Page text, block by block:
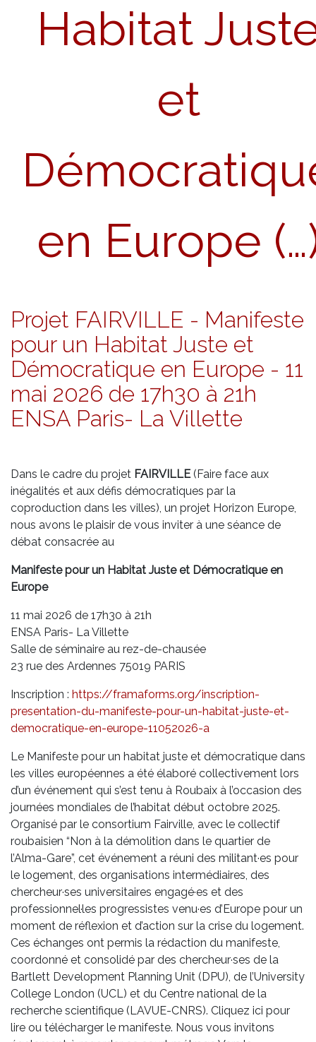
Habitat
et
en Europe
Projet FAIRVILLE - Manifeste
pour un Habitat Juste et
Démocratique en Europe - 11
mai 2026 de 17h30 à 21h
ENSA Paris- La Villette
Dans le cadre du projet FAIRVILLE(Faire face aux
inégalités et aux défis démocratiques par la
coproduction dans les villes), un projet Horizon Europe,
nous avons le plaisir de vous inviter à une séance de
débat consacrée au
Manifeste pour un Habitat Juste et Démocratique en
Europe
11 mai 2026 de 17h30 à 21h
ENSA Paris- La Villette
Salle de séminaire au rez-de-chausée
23 rue des Ardennes 75019 PARIS
Inscription : https://framaforms.org/inscription-
presentation-du-manifeste-pour-un-habitat-juste-et-
democratique-en-europe-11052026-a
Le Manifeste pour un habitat juste et démocratique dans
les villes européennes a été élaboré collectivement lors
d’un événement qui s’est tenu à Roubaix à l’occasion des
journées mondiales de l’habitat début octobre 2025.
Organisé par le consortium Fairville, avec le collectif
roubaisien “Non à la démolition dans le quartier de
l’Alma-Gare”, cet événement a réuni des militant·es pour
le logement, des organisations intermédiaires, des
chercheur·ses universitaires engagé·es et des
professionnel·les progressistes venu·es d’Europe pour un
moment de réflexion et d’action sur la crise du logement.
Ces échanges ont permis la rédaction du manifeste,
coordonné et consolidé par des chercheur·ses de la
Bartlett Development Planning Unit (DPU), de l’University
College London (UCL) et du Centre national de la
recherche scientifique (LAVUE-CNRS). Cliquez ici pour
lire ou télécharger le manifeste. Nous vous invitons